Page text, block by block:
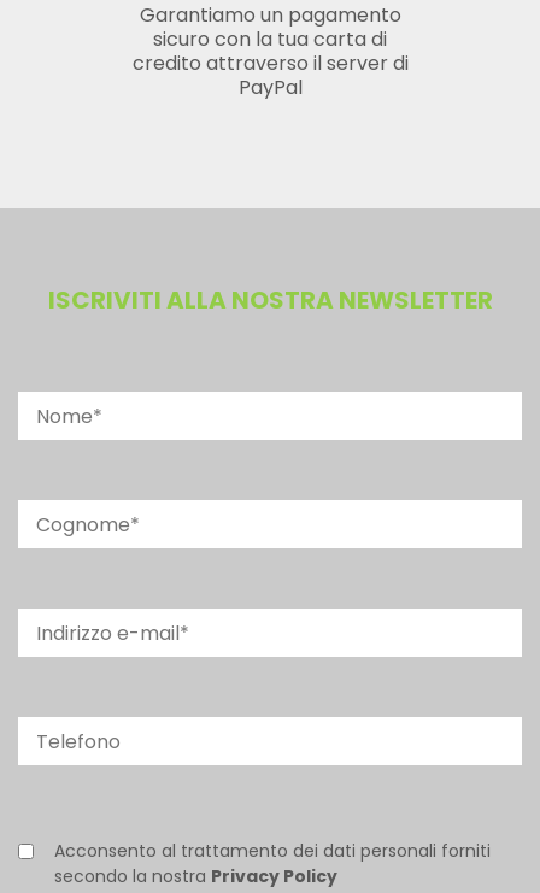
Garantiamo un pagamento
sicuro con la tua carta di
credito attraverso il server di
PayPal
ISCRIVITI ALLA NOSTRA NEWSLETTER
Acconsento al trattamento dei dati personali forniti
secondo la nostra Privacy Policy